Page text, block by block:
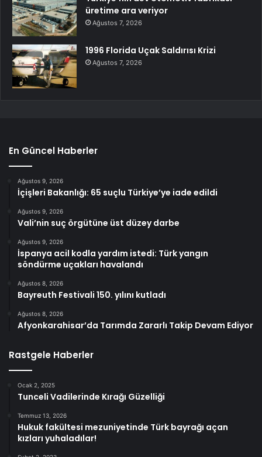
üretime ara veriyor
Ağustos 7, 2026
1996 Florida Uçak Saldırısı Krizi
Ağustos 7, 2026
En Güncel Haberler
Ağustos 9, 2026
İçişleri Bakanlığı: 65 suçlu Türkiye’ye iade edildi
Ağustos 9, 2026
Vali’nin suç örgütüne üst düzey darbe
Ağustos 9, 2026
İspanya acil kodla yardım istedi: Türk yangın
söndürme uçakları havalandı
Ağustos 8, 2026
Bayreuth Festivali 150. yılını kutladı
Ağustos 8, 2026
Afyonkarahisar’da Tarımda Zararlı Takip Devam Ediyor
Rastgele Haberler
Ocak 2, 2025
Tunceli Vadilerinde Kırağı Güzelliği
Temmuz 13, 2026
Hukuk fakültesi mezuniyetinde Türk bayrağı açan
kızları yuhaladılar!